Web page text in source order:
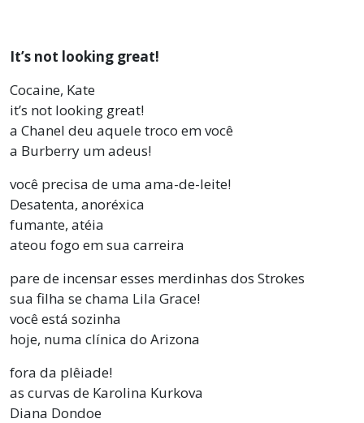
It’s not looking great!
Cocaine, Kate
it’s not looking great!
a Chanel deu aquele troco em você
a Burberry um adeus!
você precisa de uma ama-de-leite!
Desatenta, anoréxica
fumante, atéia
ateou fogo em sua carreira
pare de incensar esses merdinhas dos Strokes
sua filha se chama Lila Grace!
você está sozinha
hoje, numa clínica do Arizona
fora da plêiade!
as curvas de Karolina Kurkova
Diana Dondoe